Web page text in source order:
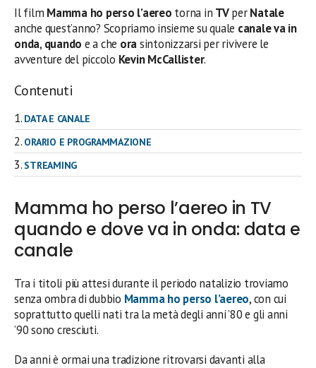
Il film Mamma ho perso l’aereo torna in TVperNatale
anche quest’anno? Scopriamo insieme su quale canaleva in
onda, quando e a che orasintonizzarsi per rivivere le
avventure del piccolo Kevin McCallister.
Contenuti
DATA E CANALE
ORARIO E PROGRAMMAZIONE
STREAMING
Mamma ho perso l’aereo in TV
quando e dove va in onda: data e
canale
Tra i titoli più attesi durante il periodo natalizio troviamo
senza ombra di dubbio Mamma ho perso l’aereo, con cui
soprattutto quelli nati tra la metà degli anni ’80 e gli anni
’90 sono cresciuti.
Da anni è ormai una tradizione ritrovarsi davanti alla